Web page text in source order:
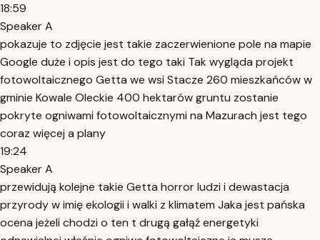
18:59
Speaker A
pokazuje to zdjęcie jest takie zaczerwienione pole na mapie
Google duże i opis jest do tego taki Tak wygląda projekt
fotowoltaicznego Getta we wsi Stacze 260 mieszkańców w
gminie Kowale Oleckie 400 hektarów gruntu zostanie
pokryte ogniwami fotowoltaicznymi na Mazurach jest tego
coraz więcej a plany
19:24
Speaker A
przewidują kolejne takie Getta horror ludzi i dewastacja
przyrody w imię ekologii i walki z klimatem Jaka jest pańska
ocena jeżeli chodzi o ten t drugą gałąź energetyki